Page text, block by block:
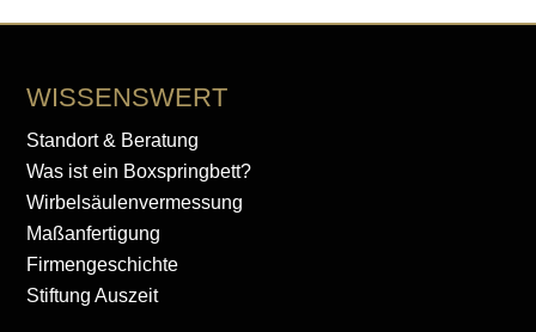
WISSENSWERT
Standort & Beratung
Was ist ein Boxspringbett?
Wirbelsäulenvermessung
Maßanfertigung
Firmengeschichte
Stiftung Auszeit